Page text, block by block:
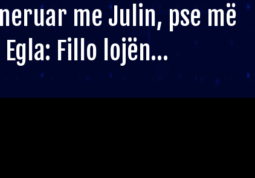
me Julin, pse më
Fillo lojën…